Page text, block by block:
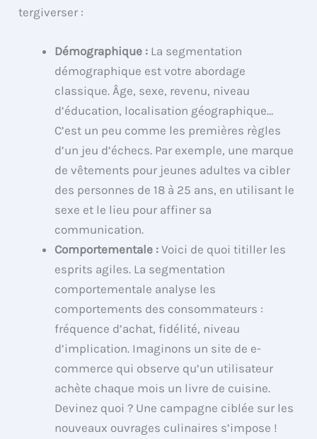
tergiverser :
Démographique : La segmentation
démographique est votre abordage
classique. Âge, sexe, revenu, niveau
d’éducation, localisation géographique…
C’est un peu comme les premières règles
d’un jeu d’échecs. Par exemple, une marque
de vêtements pour jeunes adultes va cibler
des personnes de 18 à 25 ans, en utilisant le
sexe et le lieu pour affiner sa
communication.
Comportementale : Voici de quoi titiller les
esprits agiles. La segmentation
comportementale analyse les
comportements des consommateurs :
fréquence d’achat, fidélité, niveau
d’implication. Imaginons un site de e-
commerce qui observe qu’un utilisateur
achète chaque mois un livre de cuisine.
Devinez quoi ? Une campagne ciblée sur les
nouveaux ouvrages culinaires s’impose !